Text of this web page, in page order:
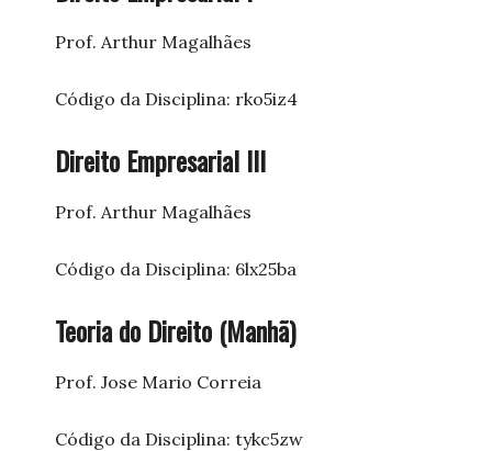
Prof. Arthur Magalhães
Código da Disciplina: rko5iz4
Direito Empresarial III
Prof. Arthur Magalhães
Código da Disciplina: 6lx25ba
Teoria do Direito (Manhã)
Prof. Jose Mario Correia
Código da Disciplina: tykc5zw